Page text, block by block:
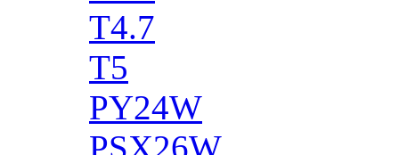
T4.7
T5
PY24W
PSX26W